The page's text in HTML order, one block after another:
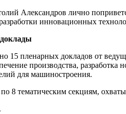
Александров лично
инновационных
15 пленарных докладов от
производства,
для машиностроения.
8 тематическим секциям,